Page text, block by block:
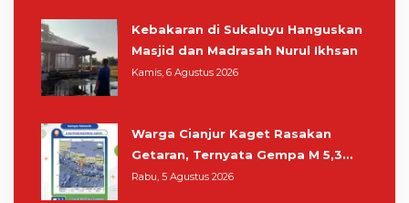
Kebakaran di Sukaluyu Hanguskan
Masjid dan Madrasah Nurul Ikhsan
Kamis, 6 Agustus 2026
Warga Cianjur Kaget Rasakan
Getaran, Ternyata Gempa M 5,3
Berpusat di Pangandaran
Rabu, 5 Agustus 2026